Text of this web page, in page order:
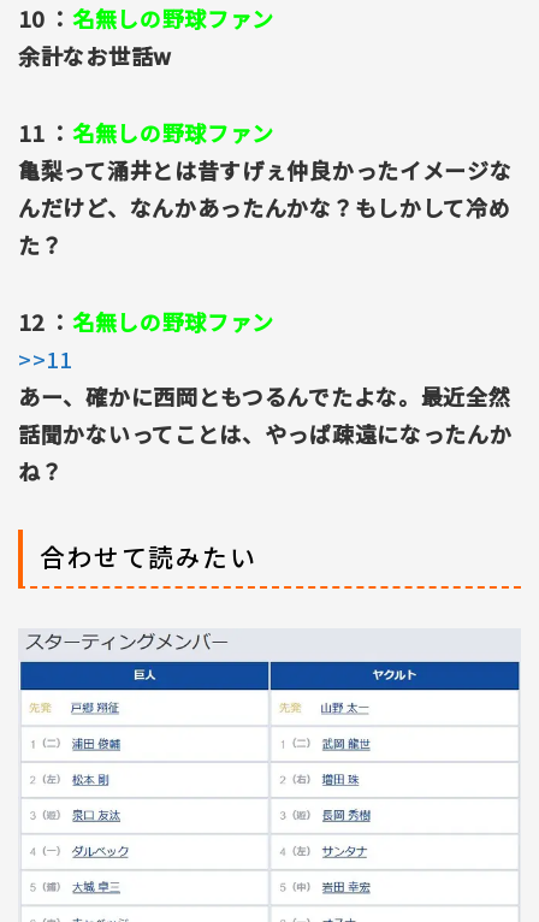
10 ： 名無しの野球ファン
余計なお世話w
11 ： 名無しの野球ファン
亀梨って涌井とは昔すげぇ仲良かったイメージな
んだけど、なんかあったんかな？もしかして冷め
た？
12 ： 名無しの野球ファン
>>11
あー、確かに西岡ともつるんでたよな。最近全然
話聞かないってことは、やっぱ疎遠になったんか
ね？
合わせて読みたい